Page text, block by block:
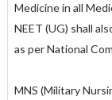
Medicine in all
NEET (UG) shall
as per National
MNS (Military